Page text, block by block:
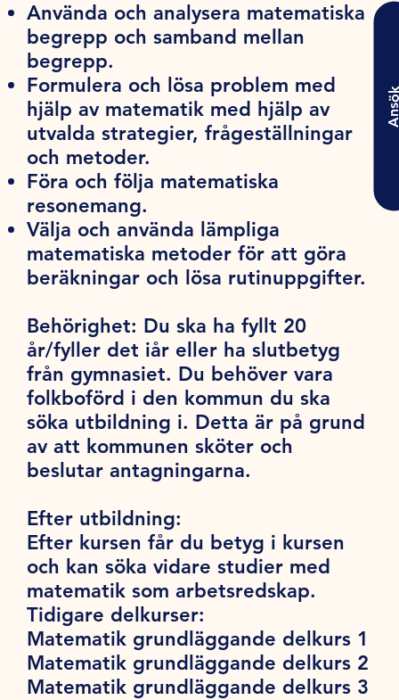
Använda och analysera matematiska
begrepp och samband mellan
begrepp.
Formulera och lösa problem med
hjälp av matematik med hjälp av
utvalda strategier, frågeställningar
och metoder.
Föra och följa matematiska
resonemang.
Välja och använda lämpliga
matematiska metoder för att göra
beräkningar och lösa rutinuppgifter.
Behörighet: Du ska ha fyllt 20
år/fyller det iår eller ha slutbetyg
från gymnasiet. Du behöver vara
folkboförd i den kommun du ska
söka utbildning i. Detta är på grund
av att kommunen sköter och
beslutar antagningarna.
Efter utbildning:
Efter kursen får du betyg i kursen
och kan söka vidare studier med
matematik som arbetsredskap.
Tidigare delkurser:
Matematik grundläggande delkurs 1
Matematik grundläggande delkurs 2
Matematik grundläggande delkurs 3